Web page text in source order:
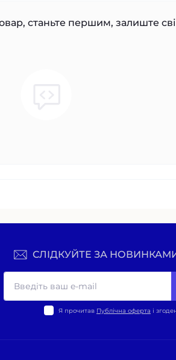
станьте першим, залиште
СЛІДКУЙТЕ ЗА
Я прочитав Публічна оферта і